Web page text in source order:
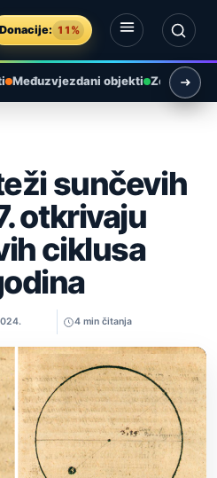
Donacije: 11%
Međuzvjezdani objekti Zemlja i
sunčevih
otkrivaju
ciklusa
4 min čitanja